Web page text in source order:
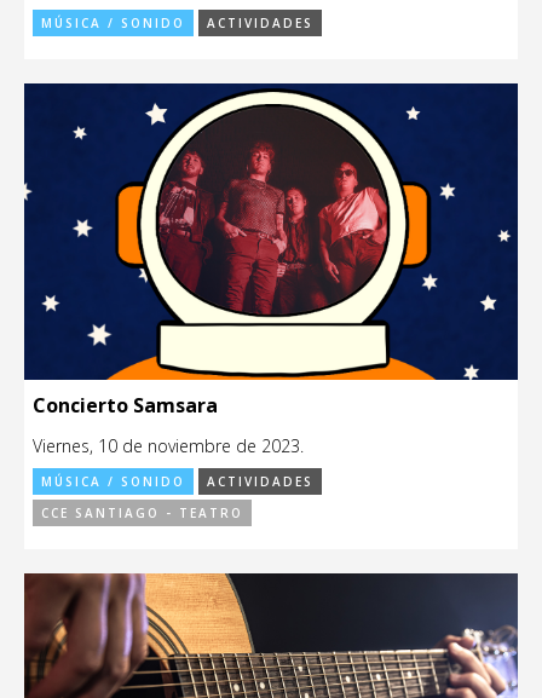
MÚSICA / SONIDO ACTIVIDADES
Concierto Samsara
Viernes, 10 de noviembre de 2023.
MÚSICA / SONIDO
ACTIVIDADES
CCE SANTIAGO - TEATRO